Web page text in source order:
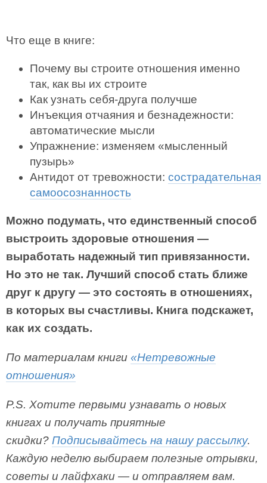
Что еще в книге:
Почему вы строите отношения именно
так, как вы их строите
Как узнать себя-друга получше
Инъекция отчаяния и безнадежности:
автоматические мысли
Упражнение: изменяем «мысленный
пузырь»
Антидот от тревожности: сострадательная
самоосознанность
Можно подумать, что единственный способ
выстроить здоровые отношения —
выработать надежный тип привязанности.
Но это не так. Лучший способ стать ближе
друг к другу — это состоять в отношениях,
в которых вы счастливы. Книга подскажет,
как их создать.
По материалам книги «Нетревожные
отношения»
P.S. Хотите первыми узнавать о новых
книгах и получать приятные
скидки? Подписывайтесь на нашу рассылку.
Каждую неделю выбираем полезные отрывки,
советы и лайфхаки — и отправляем вам.